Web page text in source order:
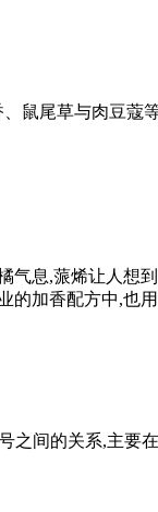
鼠尾草与肉豆蔻
气息,蒎烯让人想
的加香配方中,也
之间的关系,主要